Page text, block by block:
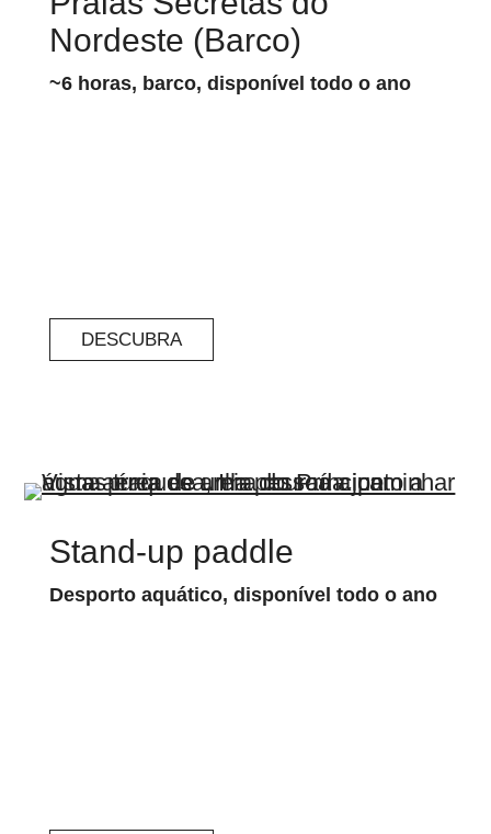
Nordeste (Barco)
~6horas, barco, disponível todo o ano
DESCUBRA
Stand-up paddle
Desporto aquático, disponível todo o ano